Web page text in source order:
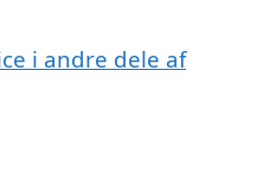
i andre dele af